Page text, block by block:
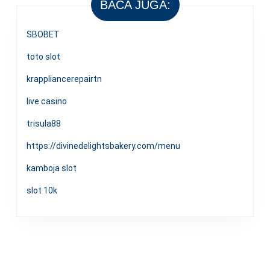
BACA JUGA:
SBOBET
toto slot
krappliancerepairtn
live casino
trisula88
https://divinedelightsbakery.com/menu
kamboja slot
slot 10k